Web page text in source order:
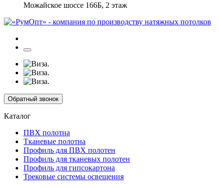
Можайское шоссе 166Б, 2 этаж
Обратный звонок
Каталог
ПВХ полотна
Тканевые полотна
Профиль для ПВХ полотен
Профиль для тканевых полотен
Профиль для гипсокартона
Трековые системы освещения